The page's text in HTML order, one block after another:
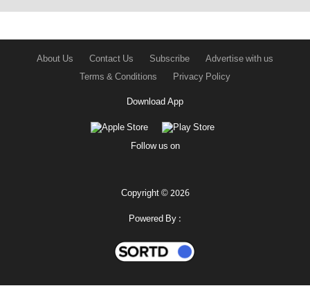
About Us Contact Us Subscribe
Advertise with us
Terms & Conditions
Privacy Policy
Download App
Follow us on
Copyright © 2026
Powered By :